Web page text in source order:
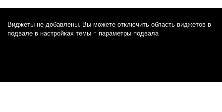
Виджеты не добавлены. Вы можете отключить область виджетов в
подвале в настройках темы - параметры подвала